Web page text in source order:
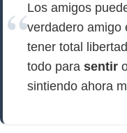
Los amigos
verdadero amigo
tener total
todo para sentir
sintiendo ahora